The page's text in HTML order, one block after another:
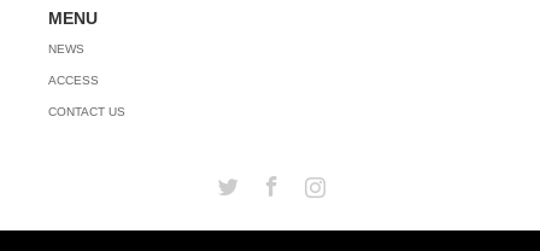
MENU
NEWS
ACCESS
CONTACT US
Twitter Facebook